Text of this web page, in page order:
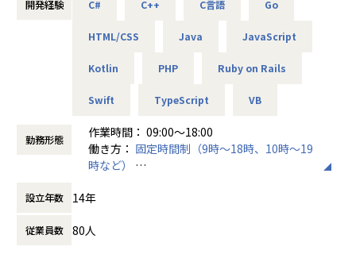
・私たちが携わったサービスがパーソルグループを代表する
・ユーザー部門と一体となって中長期で計画・実行していく
・グループ企業向けの開発部門だからこそ、ユーザーとの距
・上流から下流工程まで携わることができます。
・メンバーだけではなく役員・部長の多くが中途入社であ
り、ハンディは一切なく成果が正当に評価されます。
■魅力
ンジニアのキャリアに必要な経験を積むことができます。
プロジェクト例
・スマートフォンアプリ開発
・組込システム開発
・ECサイト開発
・サーバ、ネットワーク設計構築／保守／運用
※スキルにあったフェーズからお任せしていきます。
【仕事の魅力】
・エンジニア本人が案件を希望・選択
システムの種類や活かしたいスキル、勤務地、残業状況など
詳細をヒアリングしています。
開発経験 C# C++ C言語 Go
HTML/CSS Java JavaScript
Kotlin PHP Ruby on Rails
Swift TypeScript VB
勤務形態
作業時間： 09:00～18:00
働き方： 固定時間制（9時～18時、10時～19
時など）
休憩時間： 60分
設立年数 14年
従業員数 80人